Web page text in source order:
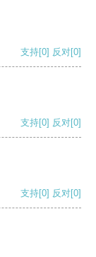
支持[0] 反对[0]
支持[0] 反对[0]
支持[0] 反对[0]